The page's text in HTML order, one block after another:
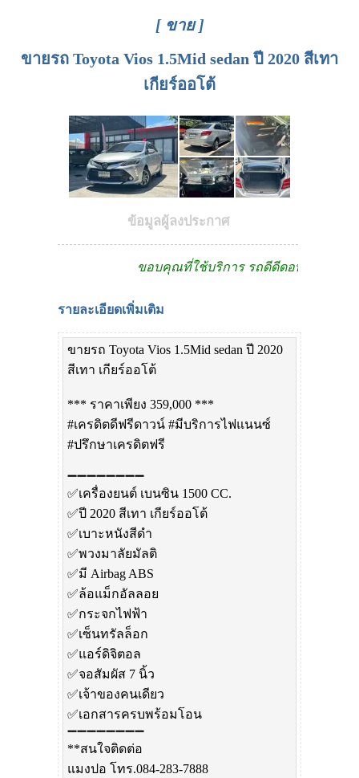
[ ขาย ]
ขายรถ Toyota Vios 1.5Mid sedan ปี 2020 สีเทา
เกียร์ออโต้
ข้อมูลผู้ลงประกาศ
ขอบคุณที่ใช้บริการ รถดีดีดอทคอม
รายละเอียดเพิ่มเติม
ขายรถ Toyota Vios 1.5Mid sedan ปี 2020
สีเทา เกียร์ออโต้
*** ราคาเพียง 359,000 ***
#เครดิตดีฟรีดาวน์ #มีบริการไฟแนนซ์
#ปรึกษาเครดิตฟรี
➖➖➖➖➖➖➖➖
✅เครื่องยนต์ เบนซิน 1500 CC.
✅ปี 2020 สีเทา เกียร์ออโต้
✅เบาะหนังสีดำ
✅️พวงมาลัยมัลติ
✅มี Airbag ABS
✅ล้อแม็กอัลลอย
✅กระจกไฟฟ้า
✅เซ็นทรัลล็อก
✅️แอร์ดิจิตอล
✅จอสัมผัส 7 นิ้ว
✅เจ้าของคนเดียว
✅เอกสารครบพร้อมโอน
➖➖➖➖➖➖➖➖
**สนใจติดต่อ
แมงปอ โทร.084-283-7888